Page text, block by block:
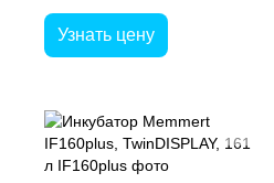
Узнать цену